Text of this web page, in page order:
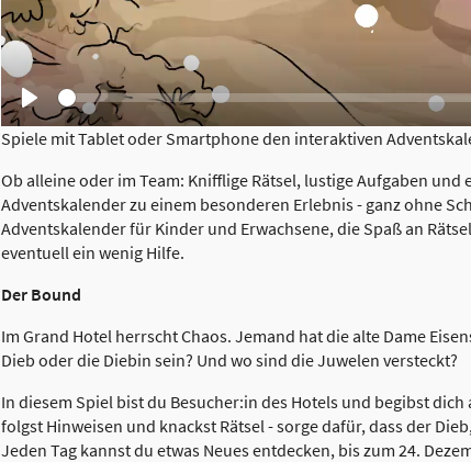
Play
Seek
Spiele mit Tablet oder Smartphone den interaktiven
Ob alleine oder im Team: Knifflige Rätsel, lustige Aufgaben
Adventskalender zu einem besonderen Erlebnis - ganz ohne
Adventskalender für Kinder und Erwachsene, die Spaß an
eventuell ein wenig Hilfe.
Der Bound
Im Grand Hotel herrscht Chaos. Jemand hat die alte Dame
Dieb oder die Diebin sein? Und wo sind die Juwelen versteckt?
In diesem Spiel bist du Besucher:in des Hotels und begibst
folgst Hinweisen und knackst Rätsel - sorge dafür, dass der
Jeden Tag kannst du etwas Neues entdecken, bis zum 24.